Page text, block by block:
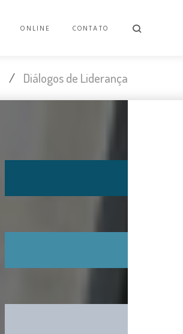
ONLINE CONTATO
/ Diálogos de Liderança